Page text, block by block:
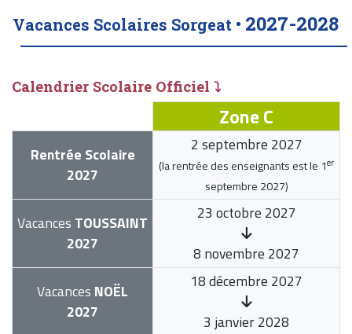
Vacances Scolaires Sorgeat • 2027-2028
Calendrier Scolaire Officiel ⤵
Zone C
Rentrée Scolaire
2027
2 septembre 2027
(la rentrée des enseignants est le 1er
septembre 2027)
Vacances TOUSSAINT
2027
23 octobre 2027
8 novembre 2027
Vacances NOËL
2027
18 décembre 2027
3 janvier 2028